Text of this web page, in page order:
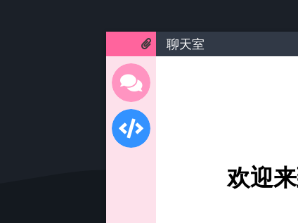
聊天室
欢迎